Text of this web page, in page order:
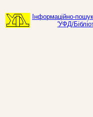
Інформаційно-
'УФД/